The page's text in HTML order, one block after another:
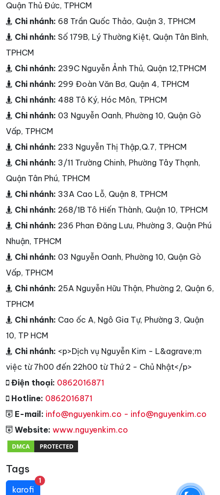
Quận Thủ Đức, TPHCM
Chi nhánh: 68 Trần Quốc Thảo, Quận 3, TPHCM
Chi nhánh: Số 179B, Lý Thường Kiệt, Quận Tân Bình,
TPHCM
Chi nhánh: 239C Nguyễn Ảnh Thủ, Quận 12,TPHCM
Chi nhánh: 299 Đoàn Văn Bơ, Quận 4, TPHCM
Chi nhánh: 488 Tô Ký, Hóc Môn, TPHCM
Chi nhánh: 03 Nguyễn Oanh, Phường 10, Quận Gò
Vấp, TPHCM
Chi nhánh: 233 Nguyễn Thị Thập,Q.7, TPHCM
Chi nhánh: 3/11 Trường Chinh, Phường Tây Thạnh,
Quận Tân Phú, TPHCM
Chi nhánh: 33A Cao Lỗ, Quận 8, TPHCM
Chi nhánh: 268/1B Tô Hiến Thành, Quận 10, TPHCM
Chi nhánh: 236 Phan Đăng Lưu, Phường 3, Quận Phú
Nhuận, TPHCM
Chi nhánh: 03 Nguyễn Oanh, Phường 10, Quận Gò
Vấp, TPHCM
Chi nhánh: 25A Nguyễn Hữu Thận, Phường 2, Quận 6,
TPHCM
Chi nhánh: Cao ốc A, Ngô Gia Tự, Phường 3, Quận
10, TP HCM
Chi nhánh: <p>Dịch vụ Nguyễn Kim - L&agrave;m
việc từ 7h00 đến 22h00 từ Thứ 2 - Chủ Nhật</p>
Điện thoại: 0862016871
Hotline: 0862016871
E-mail: info@nguyenkim.co - info@nguyenkim.co
Website: www.nguyenkim.co
Tags
karofi
1unread messages